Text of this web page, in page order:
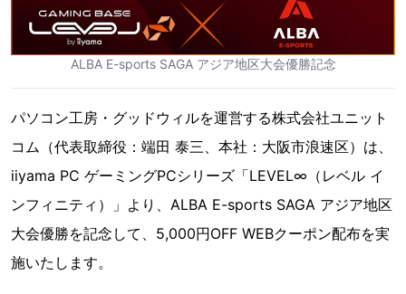
ALBA E-sports SAGA アジア地区大会優勝記念
パソコン工房・グッドウィルを運営する株式会社ユニット
コム（代表取締役：端田 泰三、本社：大阪市浪速区）は、
iiyama PC ゲーミングPCシリーズ「LEVEL∞（レベル イ
ンフィニティ）」より、ALBA E-sports SAGA アジア地区
大会優勝を記念して、5,000円OFF WEBクーポン配布を実
施いたします。